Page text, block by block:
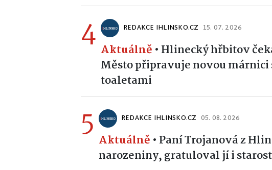
4 REDAKCE IHLINSKO.CZ 15. 07. 2026
Aktuálně • Hlinecký hřbitov
Město připravuje novou
toaletami
5 REDAKCE IHLINSKO.CZ 05. 08. 2026
Aktuálně • Paní Trojanová z
narozeniny, gratuloval jí i